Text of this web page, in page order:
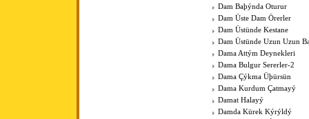
Dam Baþýnda Oturur
Dam Üste Dam Örerler
Dam Üstünde Kestane
Dam Üstünde Uzun Uzun
Dama Attým Deynekleri
Dama Bulgur Sererler-2
Dama Çýkma Üþürsün
Dama Kurdum Çatmayý
Damat Halayý
Damda Kürek Kýrýldý